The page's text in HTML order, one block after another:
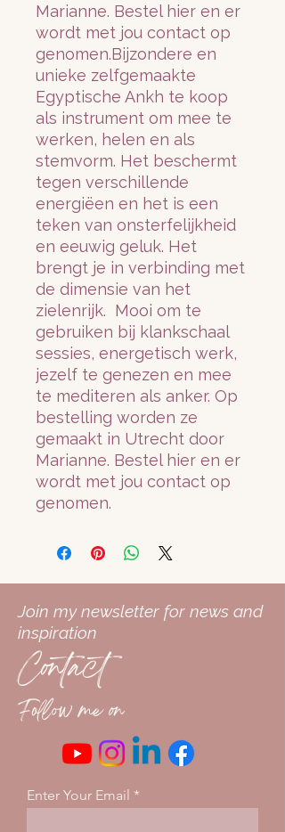
Marianne. Bestel hier en er
wordt met jou contact op
genomen.Bijzondere en
unieke zelfgemaakte
Egyptische Ankh te koop
als instrument om mee te
werken, helen en als
stemvorm. Het beschermt
tegen verschillende
energiëen en het is een
teken van onsterfelijkheid
en eeuwig geluk. Het
brengt je in verbinding met
de dimensie van het
zielenrijk. Mooi om te
gebruiken bij klankschaal
sessies, energetisch werk,
jezelf te genezen en mee
te mediteren als anker. Op
bestelling worden ze
gemaakt in Utrecht door
Marianne. Bestel hier en er
wordt met jou contact op
genomen.
Join my newsletter for news and
inspiration
Contact
Follow me on
Enter Your Email